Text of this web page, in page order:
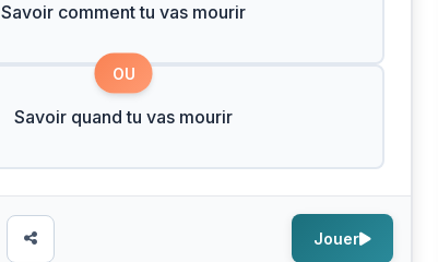
Savoir comment tu vas mourir
OU
Savoir quand tu vas mourir
Jouer